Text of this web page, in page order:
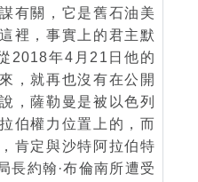
有關，它是舊石油美
裡，事實上的君主默
2018年4月21日他的
，就再也沒有在公開
，薩勒曼是被以色列
伯權力位置上的，而
肯定與沙特阿拉伯特
長約翰·布倫南所遭受